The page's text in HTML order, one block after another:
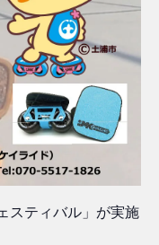
スティバル」が実施